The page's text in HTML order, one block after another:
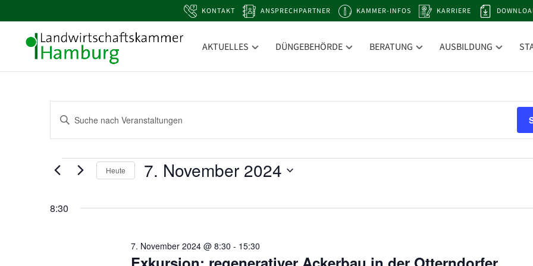
KONTAKT ANSPRECHPARTNER KAMMER-INFOS KARRIERE
AKTUELLES DÜNGEBEHÖRDE BERATUNG AUSBILDUNG
Veranstaltungen
Suche
und
Ansichten,
Navigation
Bitte
Suche
nach
Schlüsselwort.
Veranstaltungen
Heute 7. November 2024
8:30
7. November 2024 @ 8:30 - 15:30